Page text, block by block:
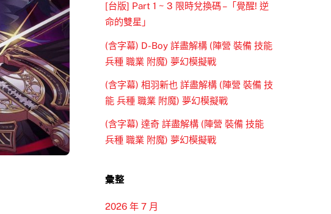
[台版] Part 1 ~ 3 限時兌換碼 –「覺醒! 逆
命的雙星」
(含字幕) D-Boy 詳盡解構 (陣營 裝備 技能
兵種 職業 附魔) 夢幻模擬戰
(含字幕) 相羽新也 詳盡解構 (陣營 裝備 技
能 兵種 職業 附魔) 夢幻模擬戰
(含字幕) 達奇 詳盡解構 (陣營 裝備 技能
兵種 職業 附魔) 夢幻模擬戰
彙整
2026 年 7 月